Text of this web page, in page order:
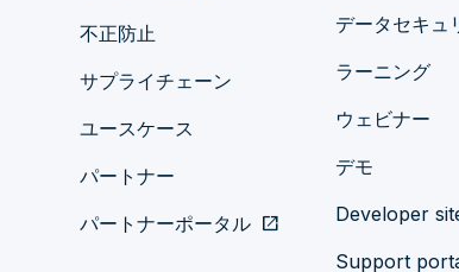
不正防止
サプライチェーン
ユースケース
パートナー
パートナーポータル open_in_new
データセキュ
ラーニング
ウェビナー
デモ
Developer
Support